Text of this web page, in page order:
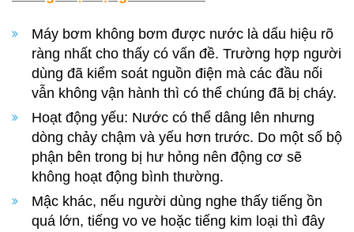
Máy bơm không bơm được nước là dấu hiệu rõ
ràng nhất cho thấy có vấn đề. Trường hợp người
dùng đã kiểm soát nguồn điện mà các đầu nối
vẫn không vận hành thì có thể chúng đã bị cháy.
Hoạt động yếu: Nước có thể dâng lên nhưng
dòng chảy chậm và yếu hơn trước. Do một số bộ
phận bên trong bị hư hỏng nên động cơ sẽ
không hoạt động bình thường.
Mậc khác, nếu người dùng nghe thấy tiếng ồn
quá lớn, tiếng vo ve hoặc tiếng kim loại thì đây